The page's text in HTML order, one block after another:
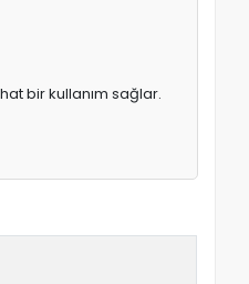
bir kullanım sağlar.